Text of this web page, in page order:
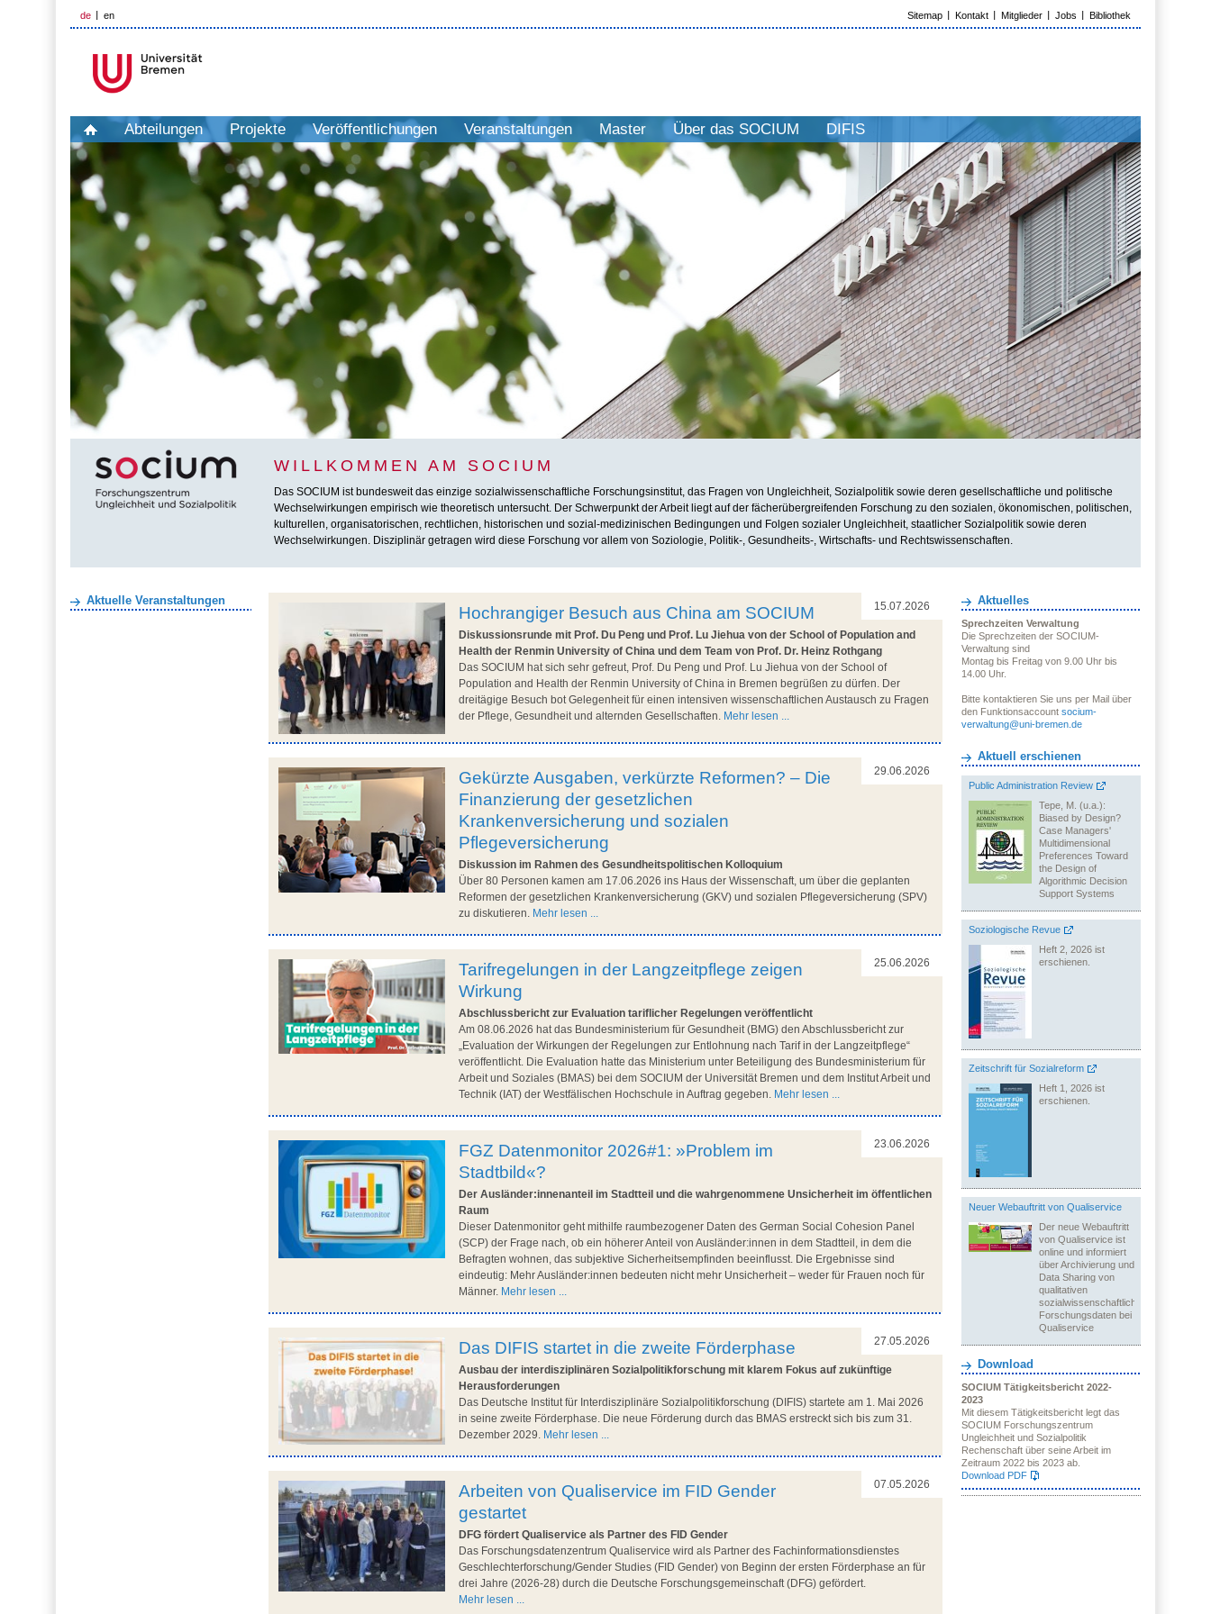
de en Sitemap Kontakt Mitglieder Jobs Bibliothek
Abteilungen Projekte Veröffentlichungen Veranstaltungen Master Über das SOCIUM DIFIS
WILLKOMMEN AM SOCIUM
Das SOCIUM ist bundesweit das einzige sozialwissenschaftliche Forschungsinstitut, das Fragen von Ungleichheit, Sozialpolitik sowie deren gesellschaftliche und politische
Wechselwirkungen empirisch wie theoretisch untersucht. Der Schwerpunkt der Arbeit liegt auf der fächerübergreifenden Forschung zu den sozialen, ökonomischen, politischen,
kulturellen, organisatorischen, rechtlichen, historischen und sozial-medizinischen Bedingungen und Folgen sozialer Ungleichheit, staatlicher Sozialpolitik sowie deren
Wechselwirkungen. Disziplinär getragen wird diese Forschung vor allem von Soziologie, Politik-, Gesundheits-, Wirtschafts- und Rechtswissenschaften.
Aktuelle Veranstaltungen 15.07.2026
Hochrangiger Besuch aus China am SOCIUM
Diskussionsrunde mit Prof. Du Peng und Prof. Lu Jiehua von der School of Population and
Health der Renmin University of China und dem Team von Prof. Dr. Heinz Rothgang
Das SOCIUM hat sich sehr gefreut, Prof. Du Peng und Prof. Lu Jiehua von der School of
Population and Health der Renmin University of China in Bremen begrüßen zu dürfen. Der
dreitägige Besuch bot Gelegenheit für einen intensiven wissenschaftlichen Austausch zu Fragen
der Pflege, Gesundheit und alternden Gesellschaften. Mehr lesen ...
29.06.2026
Gekürzte Ausgaben, verkürzte Reformen? – Die
Finanzierung der gesetzlichen
Krankenversicherung und sozialen
Pflegeversicherung
Diskussion im Rahmen des Gesundheitspolitischen Kolloquium
Über 80 Personen kamen am 17.06.2026 ins Haus der Wissenschaft, um über die geplanten
Reformen der gesetzlichen Krankenversicherung (GKV) und sozialen Pflegeversicherung (SPV)
zu diskutieren. Mehr lesen ...
25.06.2026
Tarifregelungen in der Langzeitpflege zeigen
Wirkung
Abschlussbericht zur Evaluation tariflicher Regelungen veröffentlicht
Am 08.06.2026 hat das Bundesministerium für Gesundheit (BMG) den Abschlussbericht zur
„Evaluation der Wirkungen der Regelungen zur Entlohnung nach Tarif in der Langzeitpflege“
veröffentlicht. Die Evaluation hatte das Ministerium unter Beteiligung des Bundesministerium für
Arbeit und Soziales (BMAS) bei dem SOCIUM der Universität Bremen und dem Institut Arbeit und
Technik (IAT) der Westfälischen Hochschule in Auftrag gegeben. Mehr lesen ...
23.06.2026
FGZ Datenmonitor 2026#1: »Problem im
Stadtbild«?
Der Ausländer:innenanteil im Stadtteil und die wahrgenommene Unsicherheit im öffentlichen
Raum
Dieser Datenmonitor geht mithilfe raumbezogener Daten des German Social Cohesion Panel
(SCP) der Frage nach, ob ein höherer Anteil von Ausländer:innen in dem Stadtteil, in dem die
Befragten wohnen, das subjektive Sicherheitsempfinden beeinflusst. Die Ergebnisse sind
eindeutig: Mehr Ausländer:innen bedeuten nicht mehr Unsicherheit – weder für Frauen noch für
Männer. Mehr lesen ...
27.05.2026
Das DIFIS startet in die zweite Förderphase
Ausbau der interdisziplinären Sozialpolitikforschung mit klarem Fokus auf zukünftige
Herausforderungen
Das Deutsche Institut für Interdisziplinäre Sozialpolitikforschung (DIFIS) startete am 1. Mai 2026
in seine zweite Förderphase. Die neue Förderung durch das BMAS erstreckt sich bis zum 31.
Dezember 2029. Mehr lesen ...
07.05.2026
Arbeiten von Qualiservice im FID Gender
gestartet
DFG fördert Qualiservice als Partner des FID Gender
Das Forschungsdatenzentrum Qualiservice wird als Partner des Fachinformationsdienstes
Geschlechterforschung/Gender Studies (FID Gender) von Beginn der ersten Förderphase an für
drei Jahre (2026-28) durch die Deutsche Forschungsgemeinschaft (DFG) gefördert.
Mehr lesen ...
Aktuelles
Sprechzeiten Verwaltung
Die Sprechzeiten der SOCIUM-
Verwaltung sind
Montag bis Freitag von 9.00 Uhr bis
14.00 Uhr.
Bitte kontaktieren Sie uns per Mail über
den Funktionsaccount socium-
verwaltung@uni-bremen.de
Aktuell erschienen
Public Administration Review
Tepe, M. (u.a.):
Biased by Design?
Case Managers'
Multidimensional
Preferences Toward
the Design of
Algorithmic Decision
Support Systems
Soziologische Revue
Heft 2, 2026 ist
erschienen.
Zeitschrift für Sozialreform
Heft 1, 2026 ist
erschienen.
Neuer Webauftritt von Qualiservice
Der neue Webauftritt
von Qualiservice ist
online und informiert
über Archivierung und
Data Sharing von
qualitativen
sozialwissenschaftlichen
Forschungsdaten bei
Qualiservice
Download
SOCIUM Tätigkeitsbericht 2022-
2023
Mit diesem Tätigkeitsbericht legt das
SOCIUM Forschungszentrum
Ungleichheit und Sozialpolitik
Rechenschaft über seine Arbeit im
Zeitraum 2022 bis 2023 ab.
Download PDF